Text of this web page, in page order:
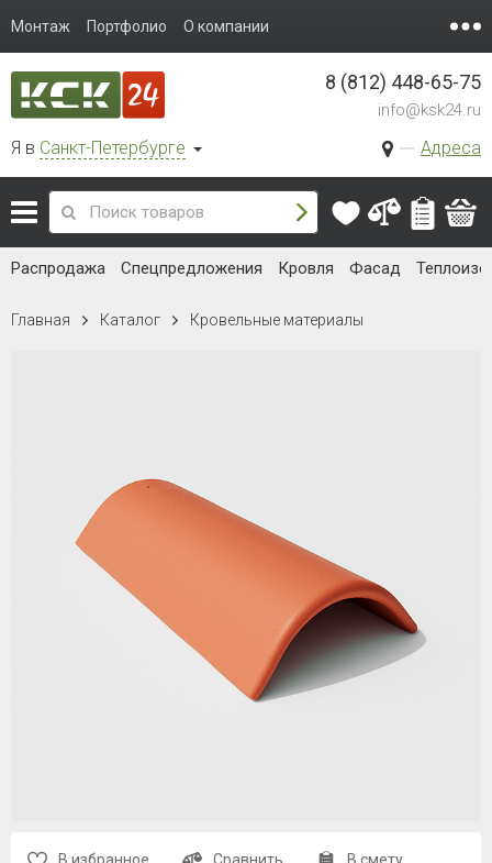
Монтаж Портфолио О компании
Я в Санкт-Петербурге Адреса
8 (812) 448-65-75
info@ksk24.ru
Распродажа Спецпредложения Кровля Фасад
Главная Каталог Кровельные материалы